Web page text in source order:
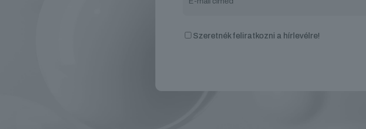
Szeretnék feliratkozni a hírlevélre!